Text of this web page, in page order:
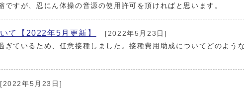
すが、忍にん体操の音源の使用許可を頂ければと思います。
て【2022年5月更新】
[2022年5月23日]
ぎているため、任意接種しました。接種費用助成についてどのよう
[2022年5月23日]